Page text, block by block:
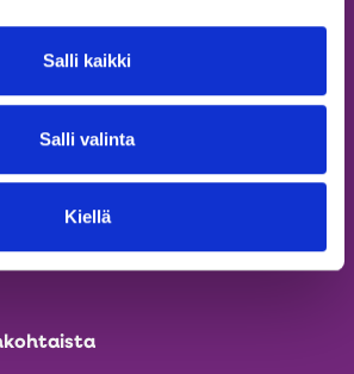
Salli kaikki
Salli valinta
Kiellä
mukaan viestimään
materiaali ideapankkiin
uutiskirje
Aukeaa
uuteen